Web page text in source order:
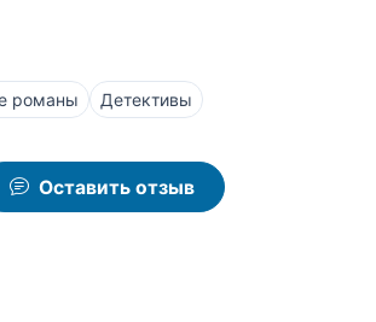
романы Детективы
Оставить отзыв